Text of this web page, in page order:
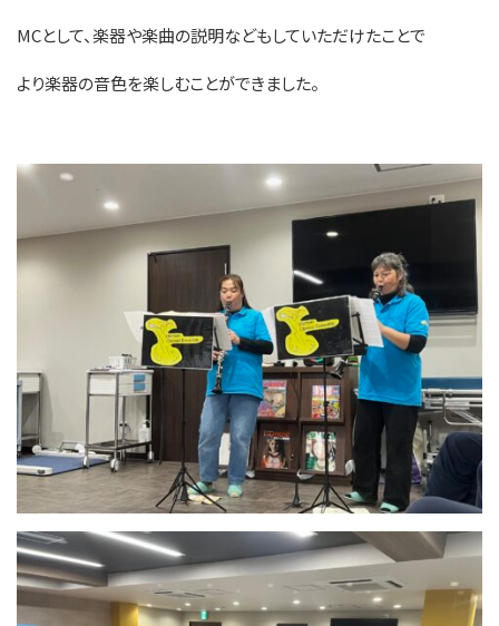
MCとして、楽器や楽曲の説明などもしていただけたことで
より楽器の音色を楽しむことができました。